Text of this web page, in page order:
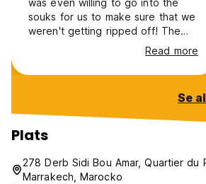
was even willing to go into the
souks for us to make sure that we
weren't getting ripped off! The
hostel is clean and in a great
location; for the price, we couldn't
have asked for anything better. As
but we always walked around as a
pair, so solo travelers may have a
different experience.
Read more
Se
Plats
278 Derb Sidi Bou Amar, Quartier du
Marrakech, Marocko